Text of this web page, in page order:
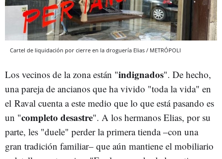
Cartel de liquidación por cierre en la droguería Elias / METRÓPOLI
Los vecinos de la zona están "indignados". De hecho,
una pareja de ancianos que ha vivido "toda la vida" en
el Raval cuenta a este medio que lo que está pasando es
un "completo desastre". A los hermanos Elias, por su
parte, les "duele" perder la primera tienda –con una
gran tradición familiar– que aún mantiene el mobiliario